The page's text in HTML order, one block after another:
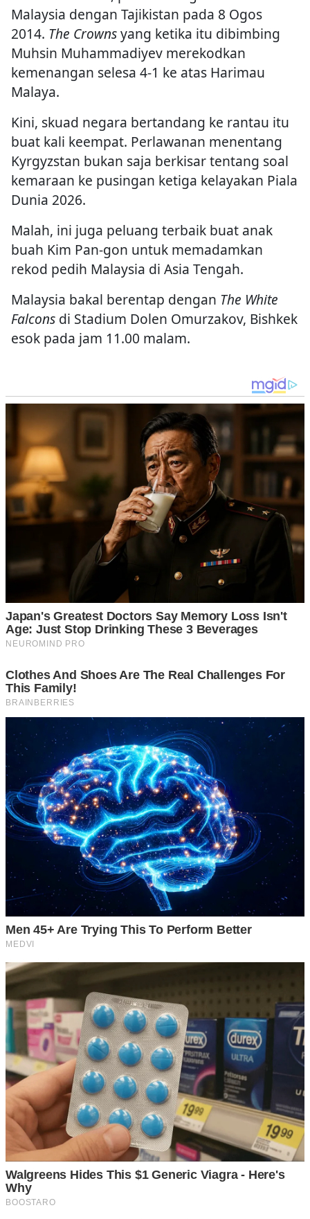
Malaysia dengan Tajikistan pada 8 Ogos
2014. The Crownsyang ketika itu dibimbing
Muhsin Muhammadiyev merekodkan
kemenangan selesa 4-1 ke atas Harimau
Malaya.
Kini, skuad negara bertandang ke rantau itu
buat kali keempat. Perlawanan menentang
Kyrgyzstan bukan saja berkisar tentang soal
kemaraan ke pusingan ketiga kelayakan Piala
Dunia 2026.
Malah, ini juga peluang terbaik buat anak
buah Kim Pan-gon untuk memadamkan
rekod pedih Malaysia di Asia Tengah.
Malaysia bakal berentap dengan The White
Falcons di Stadium Dolen Omurzakov, Bishkek
esok pada jam 11.00 malam.